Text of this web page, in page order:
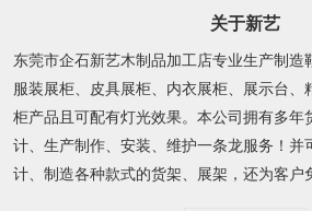
关于新艺
东莞市企石新艺木制品加工店专业生产制造
服装展柜、皮具展柜、内衣展柜、展示台、
柜产品且可配有灯光效果。本公司拥有多年
计、生产制作、安装、维护一条龙服务！并
计、制造各种款式的货架、展架，还为客户